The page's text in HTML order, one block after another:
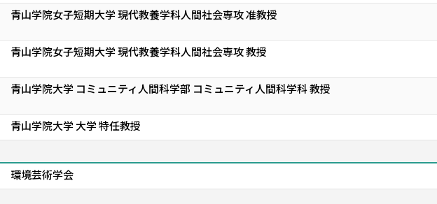
青山学院女子短期大学 現代教養学科人間社会専攻 准教授
青山学院女子短期大学 現代教養学科人間社会専攻 教授
青山学院大学 コミュニティ人間科学部 コミュニティ人間科学科 教授
青山学院大学 大学 特任教授
環境芸術学会